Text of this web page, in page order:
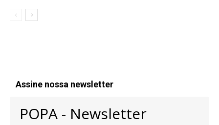
Assine nossa newsletter
POPA - Newsletter